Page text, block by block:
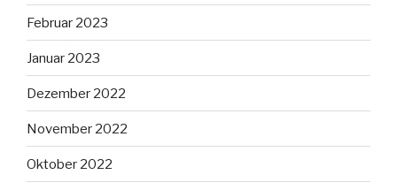
Februar 2023
Januar 2023
Dezember 2022
November 2022
Oktober 2022